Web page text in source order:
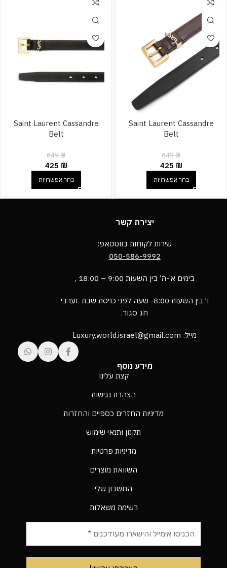
Saint Laurent Cassandre
Belt
849₪
425 ₪
בחר אפשרויות
Saint Laurent Cassandre
Belt
849₪
425 ₪
בחר אפשרויות
יצירת קשר
שירות לקוחות בווטסאפ:
050-586-9992
בימים א’-ה’ בין השעות 9:00 – 18:00 ,
ו’ בין השעות 8:00- שעה לפני כניסת שבת וערבי
חג סגור.
מייל: Luxury.world.israel@gmail.com
מידע נוסף
קצת עלינו
הצהרת נגישות
מדיניות החזרים כספיים והחזרות
תקנון ותנאי שימוש
מדיניות פרטיות
השוואת מוצרים
החשבון שלי
רשימת משאלות